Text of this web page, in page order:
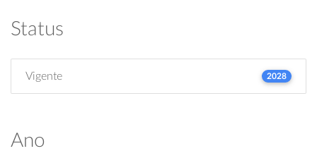
Status
Vigente 2028
Ano